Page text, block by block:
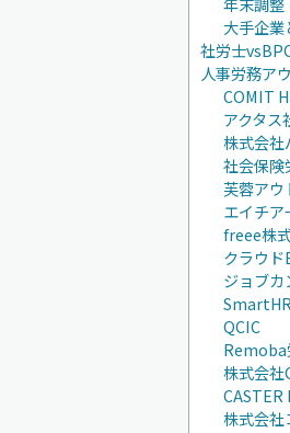
大手企
社労士
人事労務ア
COMIT
アクタス
株式会社
社会保険
芙蓉アウ
エイチア
freee株
クラウ
ジョブカ
QCIC
Remoba
株式会社
CASTER
株式会社